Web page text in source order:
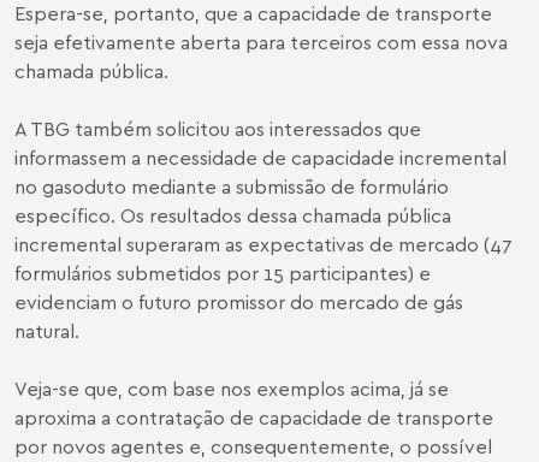
Espera-se, portanto, que a capacidade de transporte
seja efetivamente aberta para terceiros com essa nova
chamada pública.
A TBG também solicitou aos interessados que
informassem a necessidade de capacidade incremental
no gasoduto mediante a submissão de formulário
específico. Os resultados dessa chamada pública
incremental superaram as expectativas de mercado (47
formulários submetidos por 15 participantes) e
evidenciam o futuro promissor do mercado de gás
natural.
Veja-se que, com base nos exemplos acima, já se
aproxima a contratação de capacidade de transporte
por novos agentes e, consequentemente, o possível